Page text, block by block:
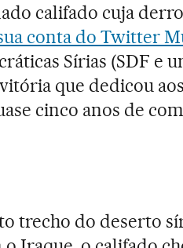
califado cuja
conta do Twitter
Sírias (SDF e
que dedicou
cinco anos de
trecho do deserto